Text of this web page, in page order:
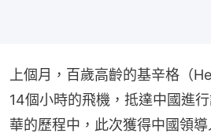
上個月，百歲高齡的基辛格（
14個小時的飛機，抵達中國進
華的歷程中，此次獲得中國領